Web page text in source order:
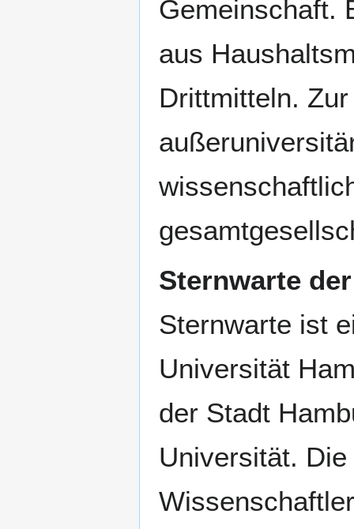
Gemeinschaft.
aus
Drittmitteln.
Sternwarte
Sternwarte ist
Universität
der Stadt
Universität.